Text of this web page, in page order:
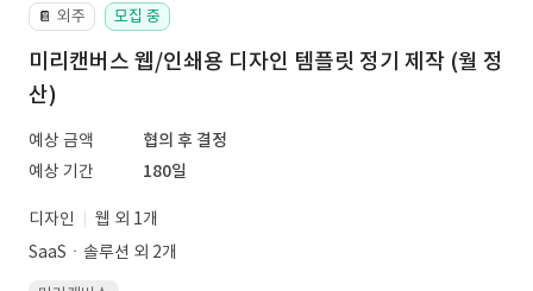
📔 외주 모집 중
미리캔버스 웹/인쇄용 디자인 템플릿 정기 제작 (월 정
산)
예상 금액
협의 후 결정
예상 기간
180일
디자인
웹 외 1개
SaaSㆍ솔루션 외 2개